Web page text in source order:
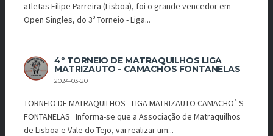
atletas Filipe Parreira (Lisboa), foi o grande vencedor em
Open Singles, do 3º Torneio - Liga...
4º TORNEIO DE MATRAQUILHOS LIGA
MATRIZAUTO - CAMACHOS FONTANELAS
2024-03-20
TORNEIO DE MATRAQUILHOS - LIGA MATRIZAUTO CAMACHO`S
FONTANELAS Informa-se que a Associação de Matraquilhos
de Lisboa e Vale do Tejo, vai realizar um...